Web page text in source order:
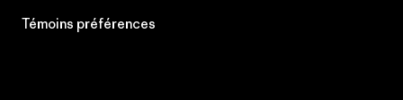
Témoins préférences